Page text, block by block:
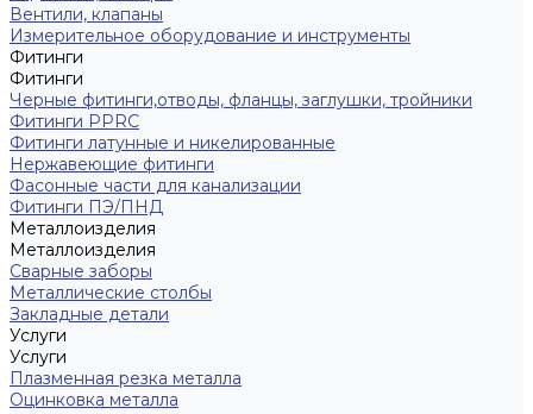
Вентили, клапаны
Измерительное оборудование и инструменты
Фитинги
Фитинги
Черные фитинги,отводы, фланцы, заглушки, тройники
Фитинги PPRC
Фитинги латунные и никелированные
Нержавеющие фитинги
Фасонные части для канализации
Фитинги ПЭ/ПНД
Металлоизделия
Металлоизделия
Сварные заборы
Металлические столбы
Закладные детали
Услуги
Услуги
Плазменная резка металла
Оцинковка металла